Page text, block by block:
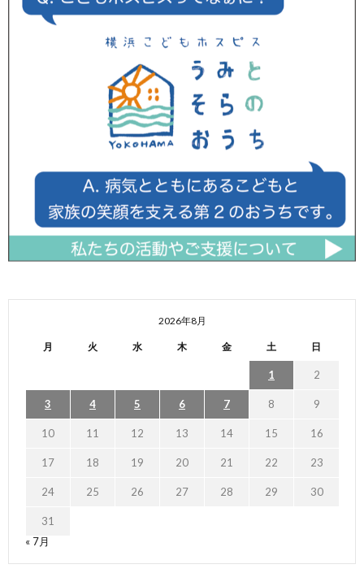
2026年8月
月 火 水 木 金 土 日
1 2
3 4 5 6 7 8 9
10 11 12 13 14 15 16
17 18 19 20 21 22 23
24 25 26 27 28 29 30
31
« 7月